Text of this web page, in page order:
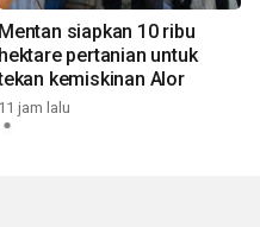
Mentan siapkan 10 ribu
hektare pertanian untuk
kemiskinan Alor
11 jam lalu